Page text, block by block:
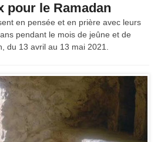
pour le Ramadan
en pensée et en prière avec leurs
pendant le mois de jeûne et de
du 13 avril au 13 mai 2021.